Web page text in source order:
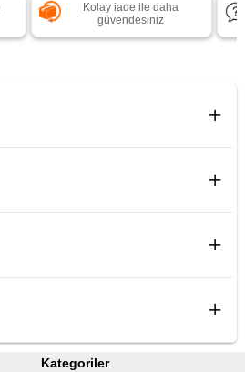
Kolay iade ile daha
güvendesiniz
Kategoriler